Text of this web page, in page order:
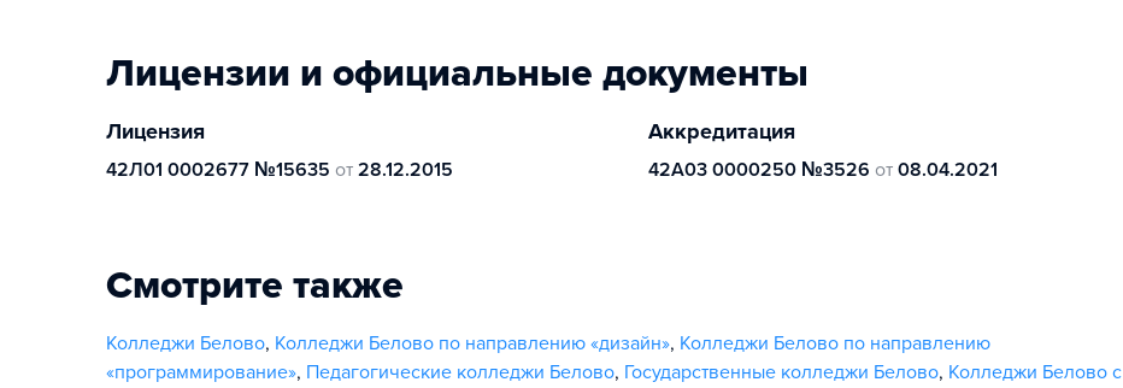
Лицензии и официальные документы
Лицензия
42Л01 0002677 №15635 от 28.12.2015
Аккредитация
42А03 0000250 №3526 от 08.04.2021
Смотрите также
Колледжи Белово, Колледжи Белово по направлению «дизайн», Колледжи Белово по направлению
«программирование», Педагогические колледжи Белово, Государственные колледжи Белово, Колледжи Белово с